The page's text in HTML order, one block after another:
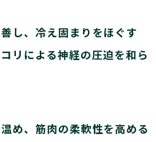
し、冷え固まりをほぐす
リによる神経の圧迫を和ら
め、筋肉の柔軟性を高める